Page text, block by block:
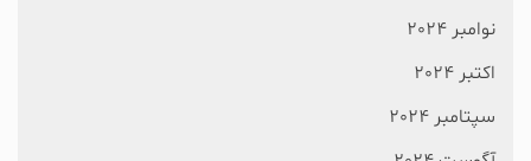
نوامبر 2024
اکتبر 2024
سپتامبر 2024